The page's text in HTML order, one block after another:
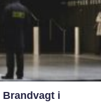
arkitekt i Stockholm
handlar upp...
Brandvagt i